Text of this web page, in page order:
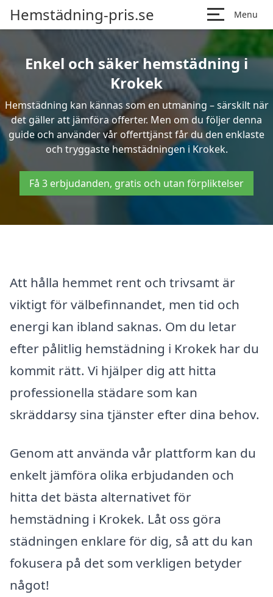
Hemstädning-pris.se Menu
Enkel och säker hemstädning i
Krokek
Hemstädning kan kännas som en utmaning – särskilt när
det gäller att jämföra offerter. Men om du följer denna
guide och använder vår offerttjänst får du den enklaste
och tryggaste hemstädningen i Krokek.
Få 3 erbjudanden, gratis och utan förpliktelser
Att hålla hemmet rent och trivsamt är
viktigt för välbefinnandet, men tid och
energi kan ibland saknas. Om du letar
efter pålitlig hemstädning i Krokek har du
kommit rätt. Vi hjälper dig att hitta
professionella städare som kan
skräddarsy sina tjänster efter dina behov.
Genom att använda vår plattform kan du
enkelt jämföra olika erbjudanden och
hitta det bästa alternativet för
hemstädning i Krokek. Låt oss göra
städningen enklare för dig, så att du kan
fokusera på det som verkligen betyder
något!